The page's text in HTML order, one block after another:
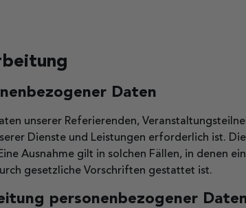
Daten
unserer Referierenden,
Dienste und Leistungen erforderlich ist.
Ausnahme gilt in solchen Fällen, in denen
gesetzliche Vorschriften gestattet ist.
personenbezogener